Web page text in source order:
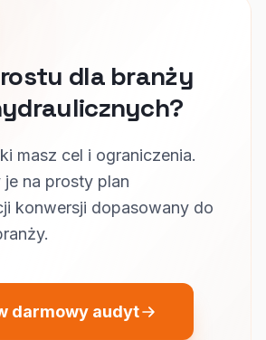
dla branży
masz cel i ograniczenia.
je na prosty plan
konwersji dopasowany do
darmowy audyt